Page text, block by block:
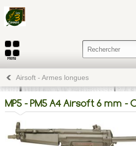
Airsoft - Armes longues
MP5 - PM5 A4 Airsoft 6 mm -